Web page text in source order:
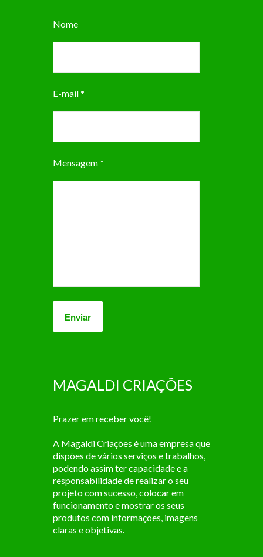
Nome
E-mail *
Mensagem *
MAGALDI CRIAÇÕES
Prazer em receber você!
A Magaldi Criações é uma empresa que
dispões de vários serviços e trabalhos,
podendo assim ter capacidade e a
responsabilidade de realizar o seu
projeto com sucesso, colocar em
funcionamento e mostrar os seus
produtos com informações, imagens
claras e objetivas.